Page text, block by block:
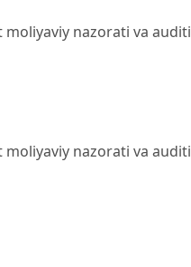
moliyaviy nazorati va auditi
moliyaviy nazorati va auditi